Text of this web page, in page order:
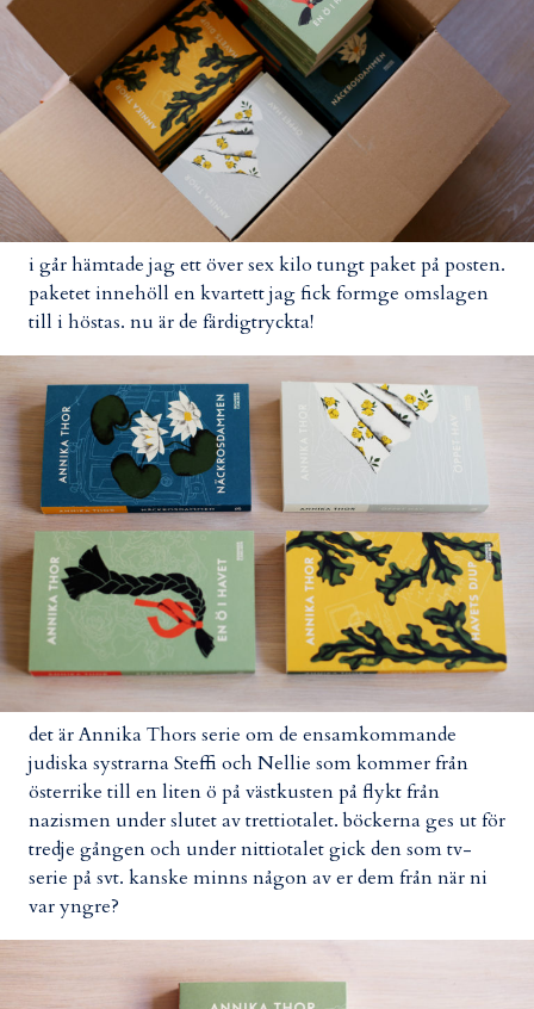
i går hämtade jag ett över sex kilo tungt paket på posten.
paketet innehöll en kvartett jag fick formge omslagen
till i höstas. nu är de färdigtryckta!
det är Annika Thors serie om de ensamkommande
judiska systrarna Steffi och Nellie som kommer från
österrike till en liten ö på västkusten på flykt från
nazismen under slutet av trettiotalet. böckerna ges ut för
tredje gången och under nittiotalet gick den som tv-
serie på svt. kanske minns någon av er dem från när ni
var yngre?